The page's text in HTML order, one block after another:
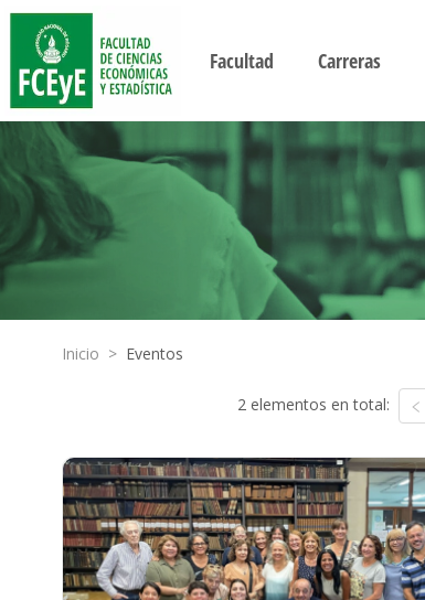
Facultad Carreras
Inicio > Eventos
2 elementos en total: